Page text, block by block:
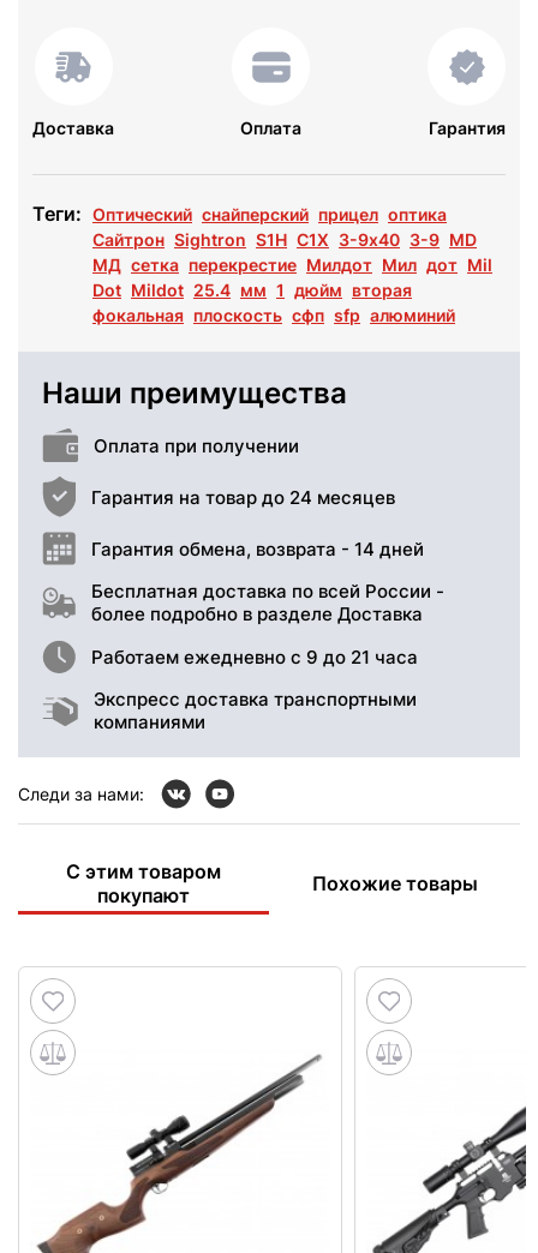
Доставка Оплата Гарантия
Теги: Оптический снайперский прицел оптика
Сайтрон Sightron S1H С1Х 3-9x40 3-9 MD
МД сетка перекрестие Милдот Мил дот Mil
Dot Mildot 25.4 мм 1 дюйм вторая
фокальная плоскость сфп sfp алюминий
Наши преимущества
Оплата при получении
Гарантия на товар до 24 месяцев
Гарантия обмена, возврата - 14 дней
Бесплатная доставка по всей России -
более подробно в разделе Доставка
Работаем ежедневно с 9 до 21 часа
Экспресс доставка транспортными
компаниями
Следи за нами:
С этим товаром
покупают
Похожие товары